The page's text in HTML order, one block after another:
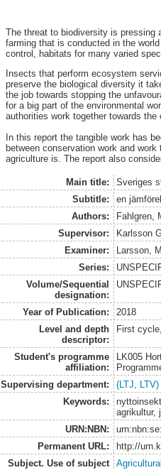
The threat to biodiversity is pressing
farming that is conducted in the
control, habitats for many varied
Insects that perform ecosystem
preserve the biological diversity it
the job towards stopping the
for a big part of the environmental
authorities work together towards
In this report the tangible work has
between conservation work and
agriculture is. The report also
Main title:
Sveriges
Subtitle:
en
Authors:
Fahlgren,
Supervisor:
Karlsson
Examiner:
Larsson,
Series:
Volume/Sequential
designation:
Year of Publication:
2018
Level and depth
descriptor:
First
Student's programme
affiliation:
LK005
Supervising department:
(LTJ,
Keywords:
agrikultur,
URN:NBN:
Permanent URL:
http://
Subject. Use of subject